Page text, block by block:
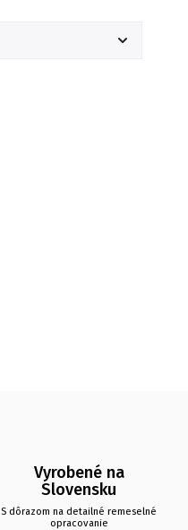
Vyrobené na
Slovensku
S dôrazom na detailné remeselné
opracovanie